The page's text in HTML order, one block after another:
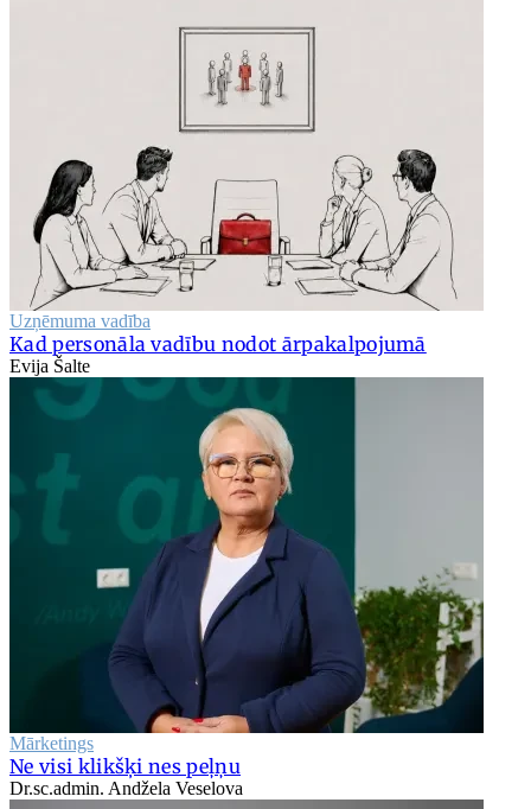
Uzņēmuma vadība
Kad personāla vadību nodot ārpakalpojumā
Evija Šalte
Mārketings
Ne visi klikšķi nes peļņu
Dr.sc.admin. Andžela Veselova